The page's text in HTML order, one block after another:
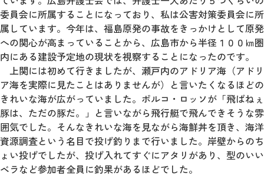
委員会に所属することになっており、私は公害対策委員会に所
属しています。今年は、福島原発の事故をきっかけとして原発
への関心が高まっていることから、広島市から半径１００㎞圏
内にある建設予定地の現状を視察することになったのです。
上関には初めて行きましたが、瀬戸内のアドリア海（アドリ
ア海を実際に見たことはありませんが）と言いたくなるほどの
きれいな海が広がっていました。ポルコ・ロッソが「飛ばねぇ
豚は、ただの豚だ。」と言いながら飛行艇で飛んできそうな雰
囲気でした。そんなきれいな海を見ながら海鮮丼を頂き、海洋
資源調査という名目で投げ釣りまで行いました。岸壁からのち
ょい投げでしたが、投げ入れてすぐにアタリがあり、型のいい
ベラなど参加者全員に釣果があるほどでした。